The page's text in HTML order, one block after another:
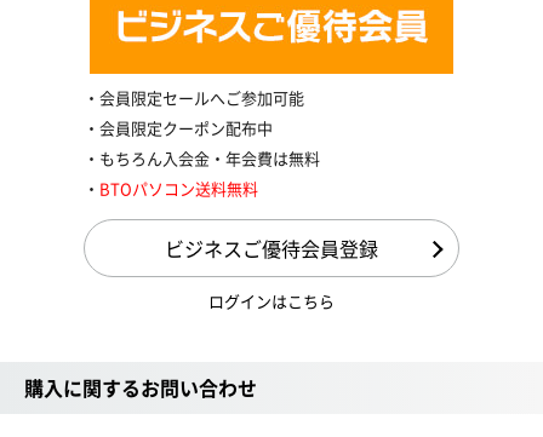
会員限定セールへご参加可能
会員限定クーポン配布中
もちろん入会金・年会費は無料
BTOパソコン送料無料
ビジネスご優待会員登録
ログインはこちら
購入に関するお問い合わせ